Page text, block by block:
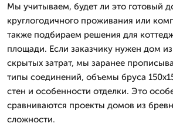
Мы учитываем, будет ли это готовый
круглогодичного проживания или
также подбираем решения для
площади. Если заказчику нужен дом
скрытых затрат, мы заранее
типы соединений, объемы бруса
стен и особенности отделки. Это
сравниваются проекты домов из
сложности.